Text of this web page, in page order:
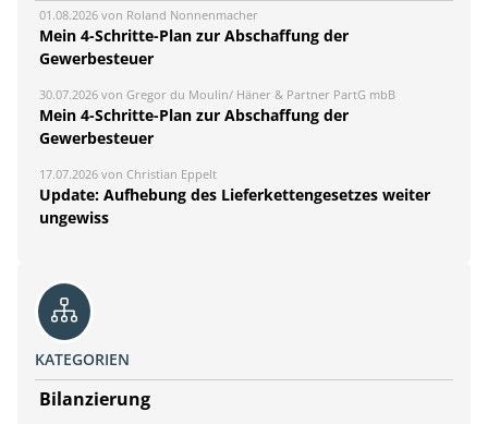
01.08.2026 von Roland Nonnenmacher
Mein 4-Schritte-Plan zur Abschaffung der
Gewerbesteuer
30.07.2026 von Gregor du Moulin/ Häner & Partner PartG mbB
Mein 4-Schritte-Plan zur Abschaffung der
Gewerbesteuer
17.07.2026 von Christian Eppelt
Update: Aufhebung des Lieferkettengesetzes weiter
ungewiss
KATEGORIEN
Bilanzierung